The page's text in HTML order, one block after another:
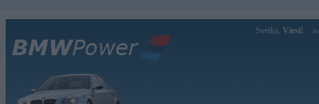
Sveiks, Viesi!